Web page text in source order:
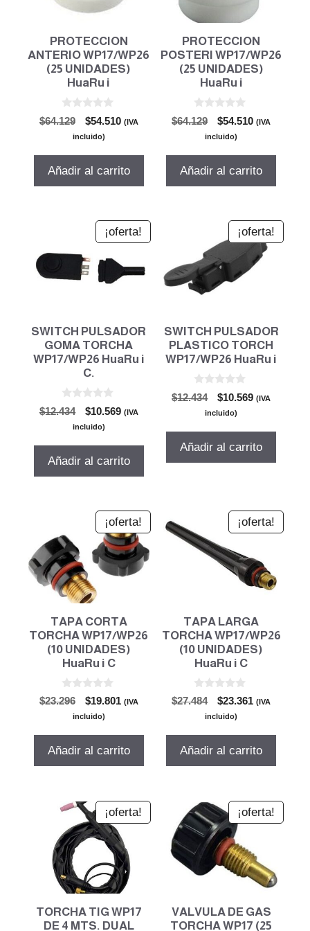
PROTECCION
ANTERIO WP17/WP26
(25 UNIDADES)
HuaRu i
0
d
$64.129
El
precio
era:
$54.510El(IVA
incluido)
Añadir al carrito
PROTECCION
POSTERI WP17/WP26
(25 UNIDADES)
HuaRu i
0
d
$64.129
El
precio
era:
$54.510El(IVA
incluido)
Añadir al carrito
¡oferta!
SWITCH PULSADOR
GOMA TORCHA
WP17/WP26 HuaRu i
C.
0
d
$12.434
El
precio
era:
$12.434.
$10.569El
$10.569.
(IVA
incluido)
Añadir al carrito
¡oferta!
SWITCH PULSADOR
PLASTICO TORCH
WP17/WP26 HuaRu i
0
d
$12.434
El
precio
era:
$12.434.
$10.569El
$10.569.
(IVA
incluido)
Añadir al carrito
¡oferta!
TAPA CORTA
TORCHA WP17/WP26
(10 UNIDADES)
HuaRu i C
0
d
$23.296
El
precio
era:
$19.801El
es:
(IVA
incluido)
Añadir al carrito
¡oferta!
TAPA LARGA
TORCHA WP17/WP26
(10 UNIDADES)
HuaRu i C
0
d
$27.484
El
precio
era:
$23.361El
es:
(IVA
incluido)
Añadir al carrito
¡oferta!
TORCHA TIG WP17
DE 4 MTS. DUAL
¡oferta!
VALVULA DE GAS
TORCHA WP17 (25